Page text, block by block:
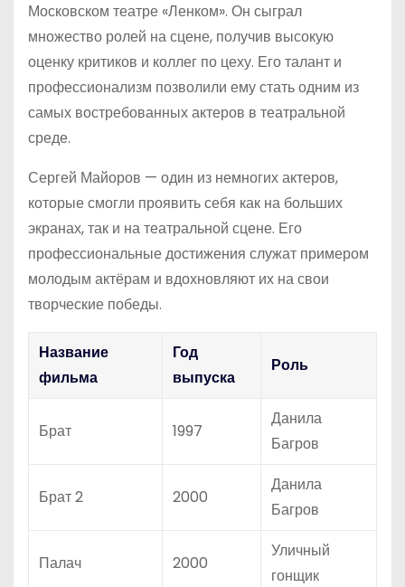
Московском театре «Ленком». Он сыграл
множество ролей на сцене, получив высокую
оценку критиков и коллег по цеху. Его талант и
профессионализм позволили ему стать одним из
самых востребованных актеров в театральной
среде.
Сергей Майоров — один из немногих актеров,
которые смогли проявить себя как на больших
экранах, так и на театральной сцене. Его
профессиональные достижения служат примером
молодым актёрам и вдохновляют их на свои
творческие победы.
Название
фильма
Год
выпуска
Роль
Брат 1997
Данила
Багров
Брат 2 2000
Данила
Багров
Палач 2000
Уличный
гонщик